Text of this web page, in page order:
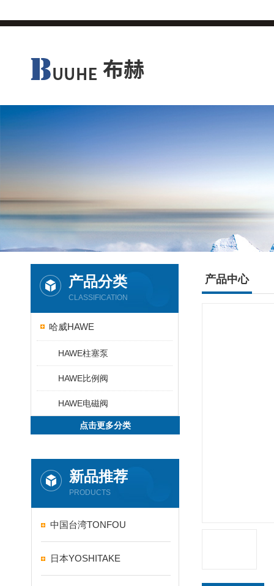
产品分类
CLASSIFICATION
哈威HAWE
HAWE柱塞泵
HAWE比例阀
HAWE电磁阀
点击更多分类
新品推荐
PRODUCTS
中国台湾TONFOU
日本YOSHITAKE
产品中心